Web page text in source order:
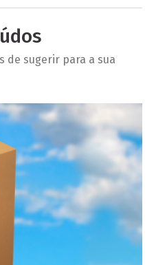
de sugerir para a sua